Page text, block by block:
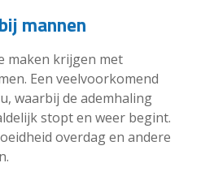
mannen
maken krijgen met
Een veelvoorkomend
waarbij de ademhaling
stopt en weer begint.
overdag en andere